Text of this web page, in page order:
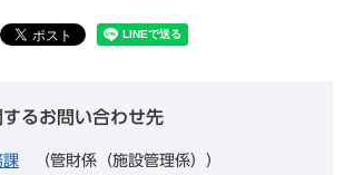
るお問い合わせ先
課 管財係（施設管理係）